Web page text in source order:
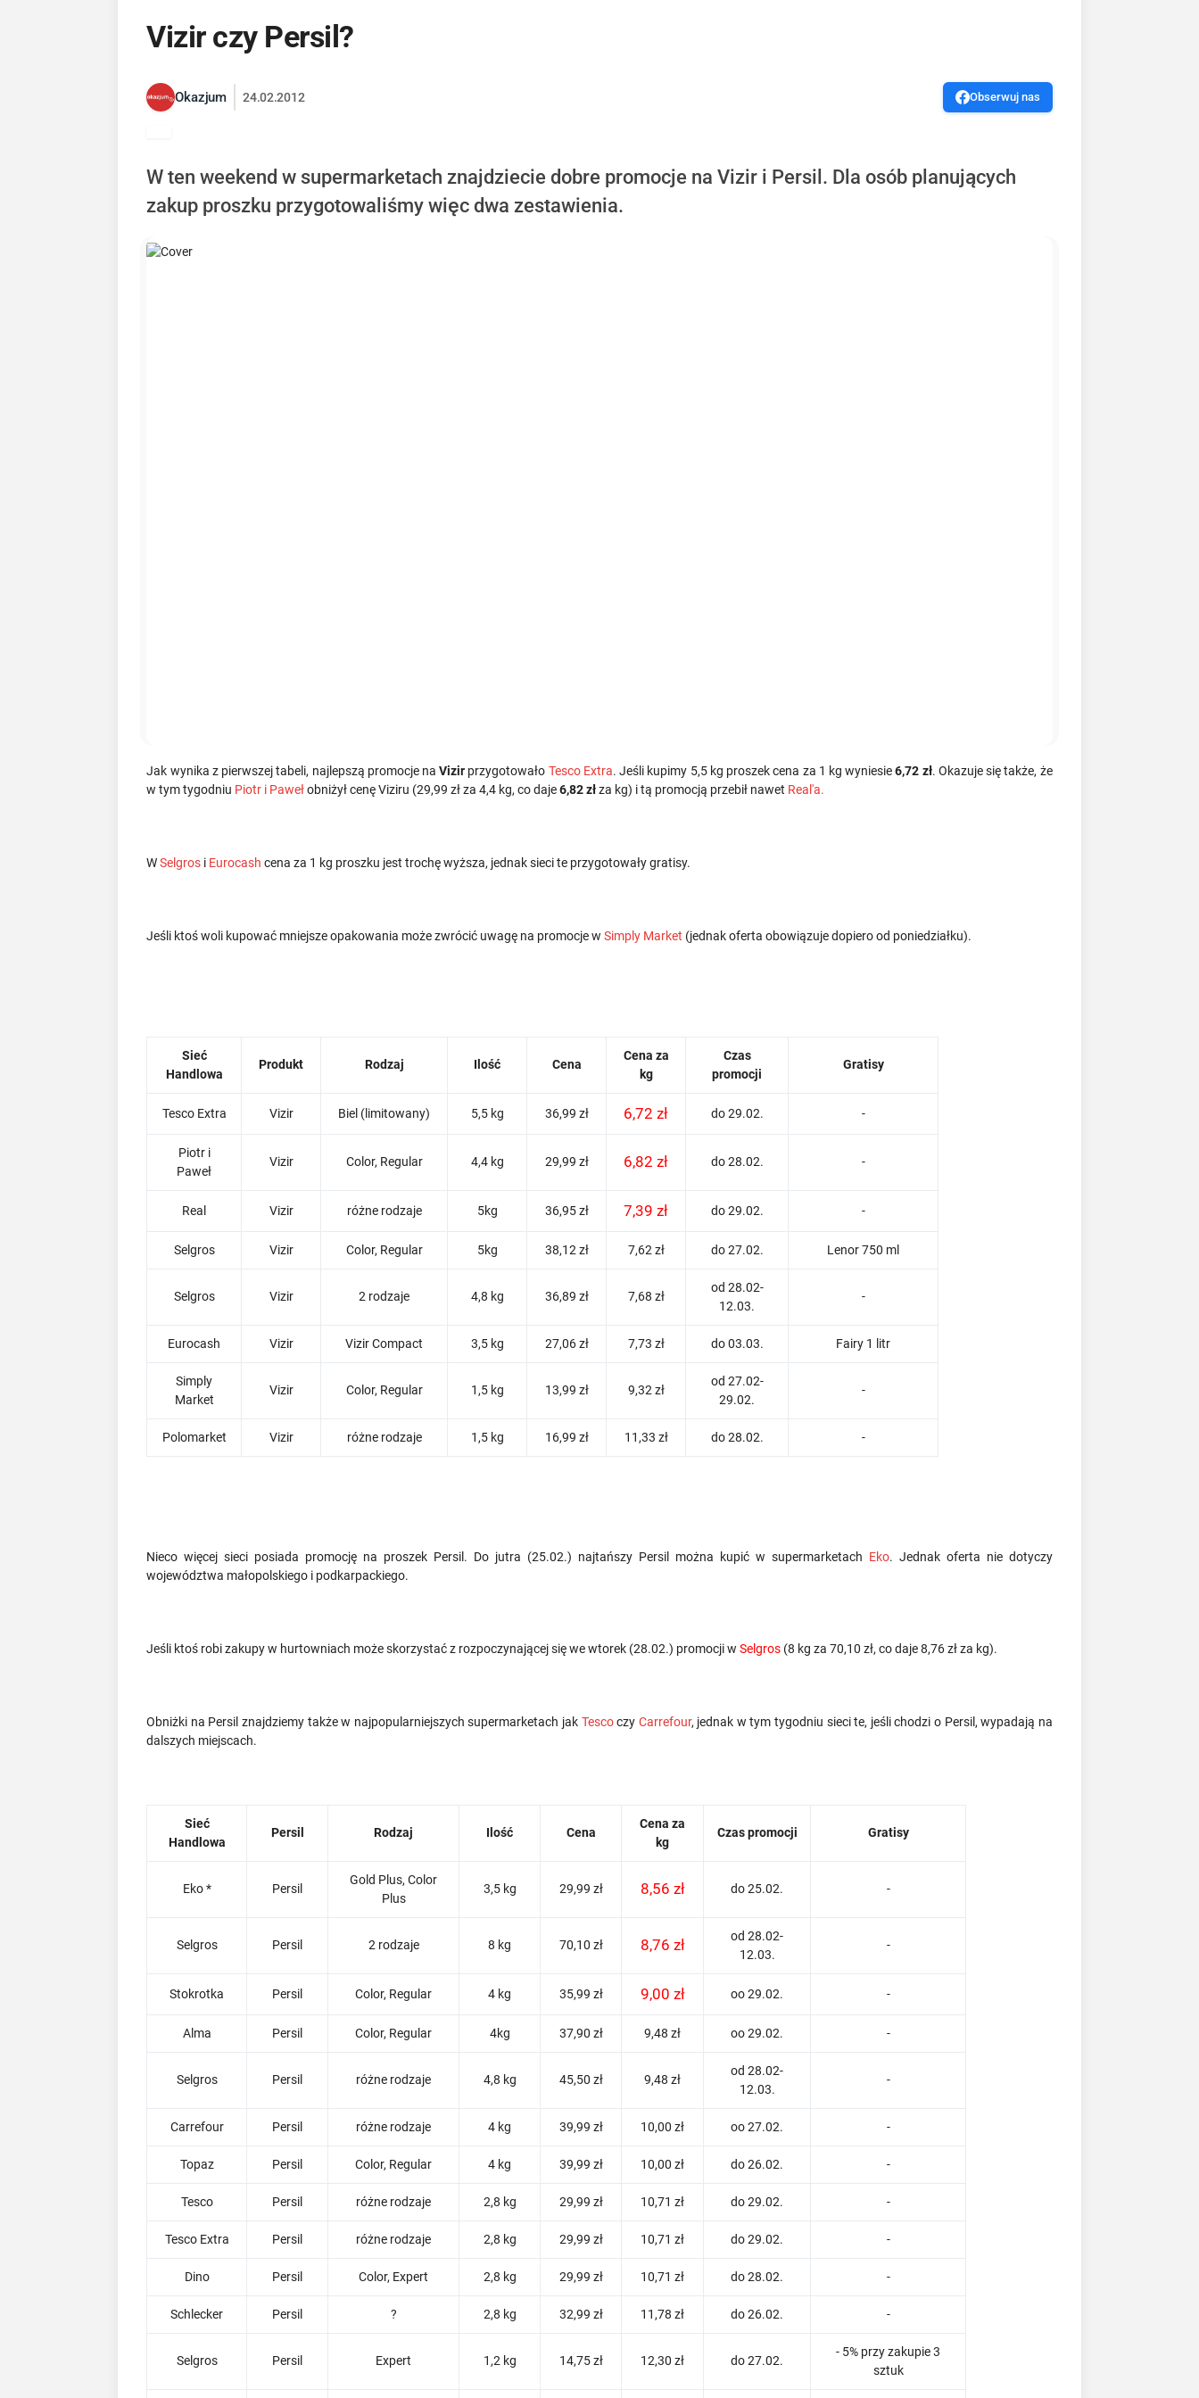
Vizir czy Persil?
Okazjum 24.02.2012 Obserwuj nas
W ten weekend w supermarketach znajdziecie dobre promocje na Vizir i Persil. Dla osób planujących
zakup proszku przygotowaliśmy więc dwa zestawienia.
Jak wynika z pierwszej tabeli, najlepszą promocje naVizir przygotowało Tesco Extra. Jeśli kupimy 5,5 kg proszek cena za 1 kg wyniesie6,72 zł. Okazuje się także, że
w tym tygodniu Piotr i Pawełobniżył cenę Viziru (29,99 zł za 4,4 kg, co daje6,82 złza kg) i tą promocją przebił nawet Real'a.
WSelgros i Eurocash cena za 1 kg proszku jest trochę wyższa, jednak sieci te przygotowały gratisy.
Jeśli ktoś woli kupować mniejsze opakowania może zwrócić uwagę na promocje wSimply Market (jednak oferta obowiązuje dopiero od poniedziałku).
Sieć
Handlowa
Produkt Rodzaj Ilość Cena
Cena za
kg
Czas
promocji
Gratisy
Tesco Extra Vizir Biel (limitowany) 5,5 kg 36,99 zł 6,72 zł do 29.02. -
Piotr i
Paweł
Vizir Color, Regular 4,4 kg 29,99 zł 6,82 zł do 28.02. -
Real Vizir różne rodzaje 5kg 36,95 zł 7,39 zł do 29.02. -
Selgros Vizir Color, Regular 5kg 38,12 zł 7,62 zł do 27.02. Lenor 750 ml
Selgros Vizir 2 rodzaje 4,8 kg 36,89 zł 7,68 zł
od 28.02-
12.03.
-
Eurocash Vizir Vizir Compact 3,5 kg 27,06 zł 7,73 zł do 03.03. Fairy 1 litr
Simply
Market
Vizir Color, Regular 1,5 kg 13,99 zł 9,32 zł
od 27.02-
29.02.
-
Polomarket Vizir różne rodzaje 1,5 kg 16,99 zł 11,33 zł do 28.02. -
Nieco więcej sieci posiada promocję na proszek Persil. Do jutra (25.02.) najtańszy Persil można kupić w supermarketach Eko. Jednak oferta nie dotyczy
województwa małopolskiego i podkarpackiego.
Jeśli ktoś robi zakupy w hurtowniach może skorzystać z rozpoczynającej się we wtorek (28.02.) promocji wSelgros (8 kg za 70,10 zł, co daje 8,76 zł za kg).
Obniżki na Persil znajdziemy także w najpopularniejszych supermarketach jak Tescoczy Carrefour, jednak w tym tygodniu sieci te, jeśli chodzi o Persil, wypadają na
dalszych miejscach.
Sieć
Handlowa
Persil Rodzaj Ilość Cena
Cena za
kg
Czas promocji Gratisy
Eko * Persil
Gold Plus, Color
Plus
3,5 kg 29,99 zł 8,56 zł do 25.02. -
Selgros Persil 2 rodzaje 8 kg 70,10 zł 8,76 zł
od 28.02-
12.03.
-
Stokrotka Persil Color, Regular 4 kg 35,99 zł 9,00 zł oo 29.02. -
Alma Persil Color, Regular 4kg 37,90 zł 9,48 zł oo 29.02. -
Selgros Persil różne rodzaje 4,8 kg 45,50 zł 9,48 zł
od 28.02-
12.03.
-
Carrefour Persil różne rodzaje 4 kg 39,99 zł 10,00 zł oo 27.02. -
Topaz Persil Color, Regular 4 kg 39,99 zł 10,00 zł do 26.02. -
Tesco Persil różne rodzaje 2,8 kg 29,99 zł 10,71 zł do 29.02. -
Tesco Extra Persil różne rodzaje 2,8 kg 29,99 zł 10,71 zł do 29.02. -
Dino Persil Color, Expert 2,8 kg 29,99 zł 10,71 zł do 28.02. -
Schlecker Persil ? 2,8 kg 32,99 zł 11,78 zł do 26.02. -
Selgros Persil Expert 1,2 kg 14,75 zł 12,30 zł do 27.02.
- 5% przy zakupie 3
sztuk